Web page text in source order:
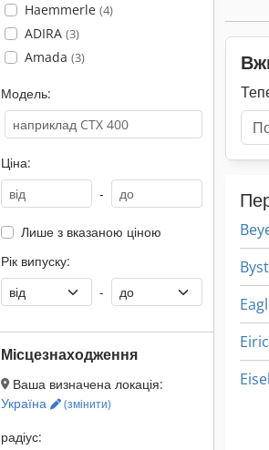
Haemmerle (4)
ADIRA (3)
Amada (3)
Модель:
Ціна:
-
Лише з вказаною ціною
Рік випуску:
-
Місцезнаходження
Ваша визначена локація:
Україна
(змінити)
радіус: